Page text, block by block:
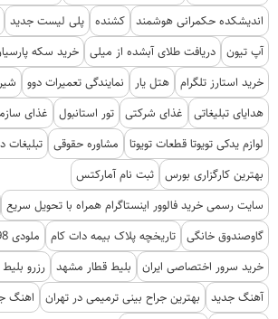
اندیشکده حکمرانی هوشمند کشنده پلی لیست جدید
آپ تیون دریافت طلای آبشده از میلی خرید سکه
خرید استارز تلگرام هتل یار نمایندگی تعمیرات دوو
هدایای تبلیغاتی
غذای شرکتی تور استانبول غذای
لوازم یدکی تویوتا قطعات تویوتا
مشاوره حقوقی تبلیغات
بهترین کارگزاری بورس ثبت نام آمارکتس
سایت رسمی خرید فالوور اینستاگرام همراه با تحویل سریع
گاوصندوق خانگی تاریخچه پلاک بیمه دات کام
ملودی 98
خرید سرور اختصاصی ایران
بلیط قطار مشهد رزرو بلیط
آهنگ جدید
بهترین جراح بینی ترمیمی در تهران اهنگ